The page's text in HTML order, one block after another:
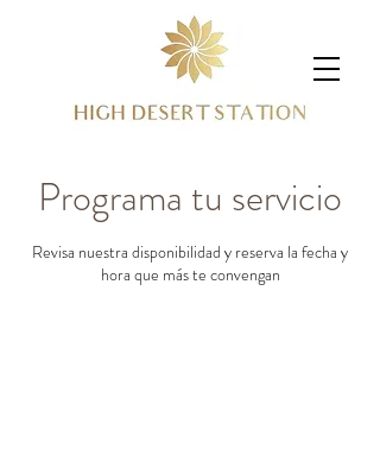
Programa tu servicio
Revisa nuestra disponibilidad y reserva la fecha y
hora que más te convengan